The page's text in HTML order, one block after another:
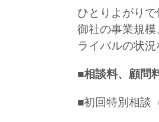
ひとりよがり
御社の事業規
ライバルの状
■相談料、顧問
■初回特別相談